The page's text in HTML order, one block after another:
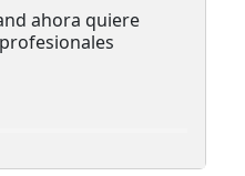
ahora quiere